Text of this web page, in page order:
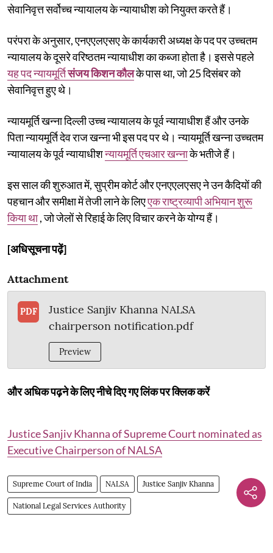
सेवानिवृत्त सर्वोच्च न्यायालय के न्यायाधीश को नियुक्त करते हैं।
परंपरा के अनुसार, एनएएलएसए के कार्यकारी अध्यक्ष के पद पर उच्चतम
न्यायालय के दूसरे वरिष्ठतम न्यायाधीश का कब्जा होता है। इससे पहले
यह पद न्यायमूर्तिसंजय किशन कौलके पास था, जो 25 दिसंबर को
सेवानिवृत्त हुए थे।
न्यायमूर्ति खन्ना दिल्ली उच्च न्यायालय के पूर्व न्यायाधीश हैं और उनके
पिता न्यायमूर्ति देव राज खन्ना भी इस पद पर थे। न्यायमूर्ति खन्ना उच्चतम
न्यायालय के पूर्व न्यायाधीशन्यायमूर्ति एचआर खन्नाके भतीजे हैं।
इस साल की शुरुआत में, सुप्रीम कोर्ट और एनएएलएसए ने उन कैदियों की
पहचान और समीक्षा में तेजी लाने के लिएएक राष्ट्रव्यापी अभियान शुरू
किया था, जो जेलों से रिहाई के लिए विचार करने के योग्य हैं।
[अधिसूचना पढ़ें]
Attachment
PDF
Justice Sanjiv Khanna NALSA
chairperson notification.pdf
Preview
और अधिक पढ़ने के लिए नीचे दिए गए लिंक पर क्लिक करें
Justice Sanjiv Khanna of Supreme Court nominated as
Executive Chairperson of NALSA
Supreme Court of India NALSA Justice Sanjiv Khanna
National Legal Services Authority